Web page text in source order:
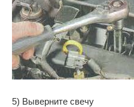
5) Выверните свечу